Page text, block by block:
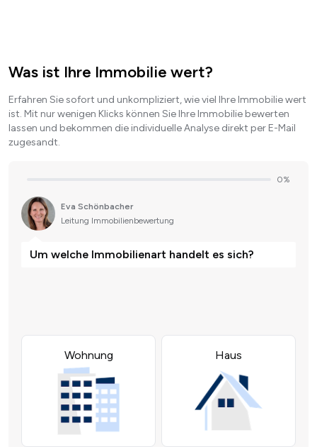
Was ist Ihre Immobilie wert?
Erfahren Sie sofort und unkompliziert, wie viel Ihre Immobilie wert
ist. Mit nur wenigen Klicks können Sie Ihre Immobilie bewerten
lassen und bekommen die individuelle Analyse direkt per E-Mail
zugesandt.